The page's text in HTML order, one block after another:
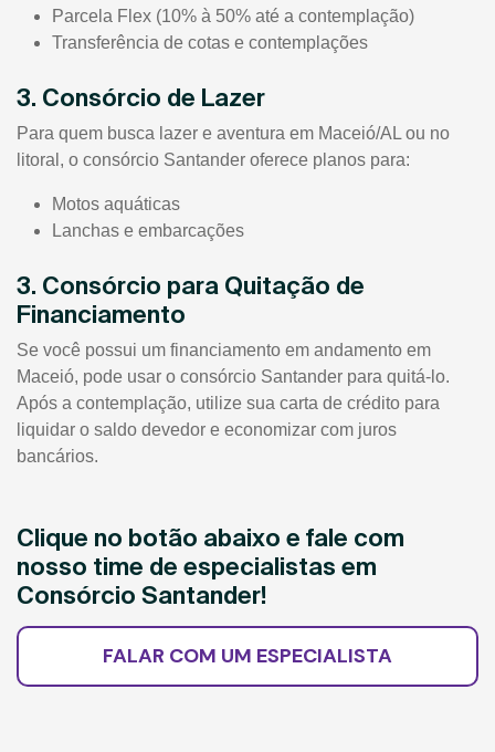
Parcela Flex (10% à 50% até a contemplação)
Transferência de cotas e contemplações
3. Consórcio de Lazer
Para quem busca lazer e aventura em Maceió/AL ou no
litoral, o consórcio Santander oferece planos para:
Motos aquáticas
Lanchas e embarcações
3. Consórcio para Quitação de
Financiamento
Se você possui um financiamento em andamento em
Maceió, pode usar o consórcio Santander para quitá-lo.
Após a contemplação, utilize sua carta de crédito para
liquidar o saldo devedor e economizar com juros
bancários.
Clique no botão abaixo e fale com
nosso time de especialistas em
Consórcio Santander!
FALAR COM UM ESPECIALISTA